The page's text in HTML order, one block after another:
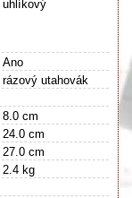
uhlíkový
Ano
rázový utahovák
8.0 cm
24.0 cm
27.0 cm
2.4 kg